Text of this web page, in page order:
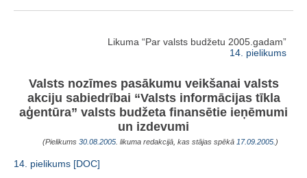
Likuma “Par valsts budžetu 2005.gadam”
14. pielikums
Valsts nozīmes pasākumu veikšanai valsts
akciju sabiedrībai “Valsts informācijas tīkla
aģentūra” valsts budžeta finansētie ieņēmumi
un izdevumi
(Pielikums 30.08.2005 . likuma redakcijā, kas stājas spēkā 17.09.2005. )
14. pielikums [DOC]